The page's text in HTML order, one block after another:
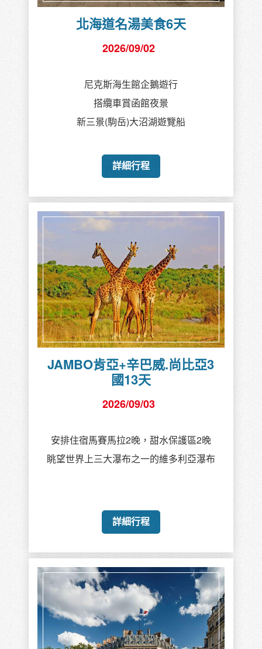
北海道名湯美食6天
2026/09/02
尼克斯海生館企鵝遊行
搭纜車賞函館夜景
新三景(駒岳)大沼湖遊覽船
詳細行程
JAMBO肯亞+辛巴威.尚比亞3
國13天
2026/09/03
安排住宿馬賽馬拉2晚，甜水保護區2晚
眺望世界上三大瀑布之一的維多利亞瀑布
詳細行程